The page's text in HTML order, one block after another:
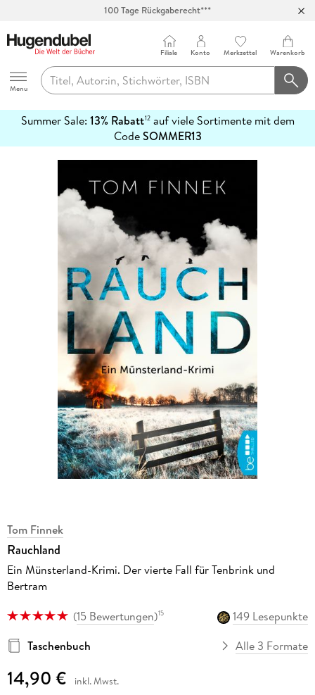
Abholung in über 100 Filialen
Hugendubel
Menu
Filiale Konto Merkzettel Warenkorb
Summer Sale: 13% Rabatt12auf viele Sortimente mit dem
CodeSOMMER13
erfahren
Tom Finnek
Rauchland
Ein Münsterland-Krimi. Der vierte Fall für Tenbrink und
Bertram
(15 Bewertungen)15
149 Lesepunkte
Taschenbuch
Alle 3 Formate
14,90 € inkl. Mwst.